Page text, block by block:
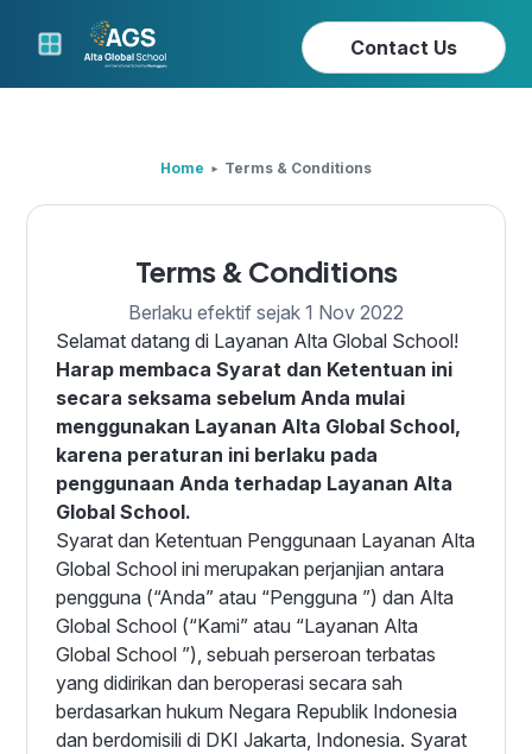
Contact Us
Home Terms & Conditions
Terms & Conditions
Berlaku efektif sejak 1 Nov 2022
Selamat datang di Layanan Alta Global School!
Harap membaca Syarat dan Ketentuan ini
secara seksama sebelum Anda mulai
menggunakan Layanan Alta Global School,
karena peraturan ini berlaku pada
penggunaan Anda terhadap Layanan Alta
Global School.
Syarat dan Ketentuan Penggunaan Layanan Alta
Global School ini merupakan perjanjian antara
pengguna (“Anda” atau “Pengguna ”) dan Alta
Global School (“Kami” atau “Layanan Alta
Global School ”), sebuah perseroan terbatas
yang didirikan dan beroperasi secara sah
berdasarkan hukum Negara Republik Indonesia
dan berdomisili di DKI Jakarta, Indonesia. Syarat